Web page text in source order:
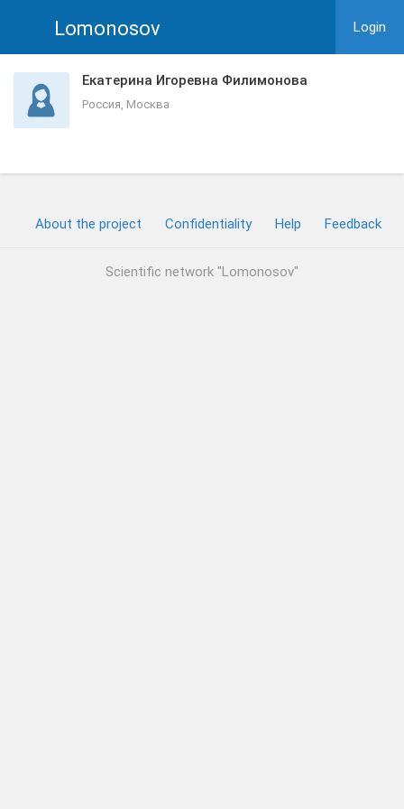
Lomonosov Login
Екатерина Игоревна Филимонова
Россия, Москва
About the project Confidentiality Help Feedback
Scientific network "Lomonosov"